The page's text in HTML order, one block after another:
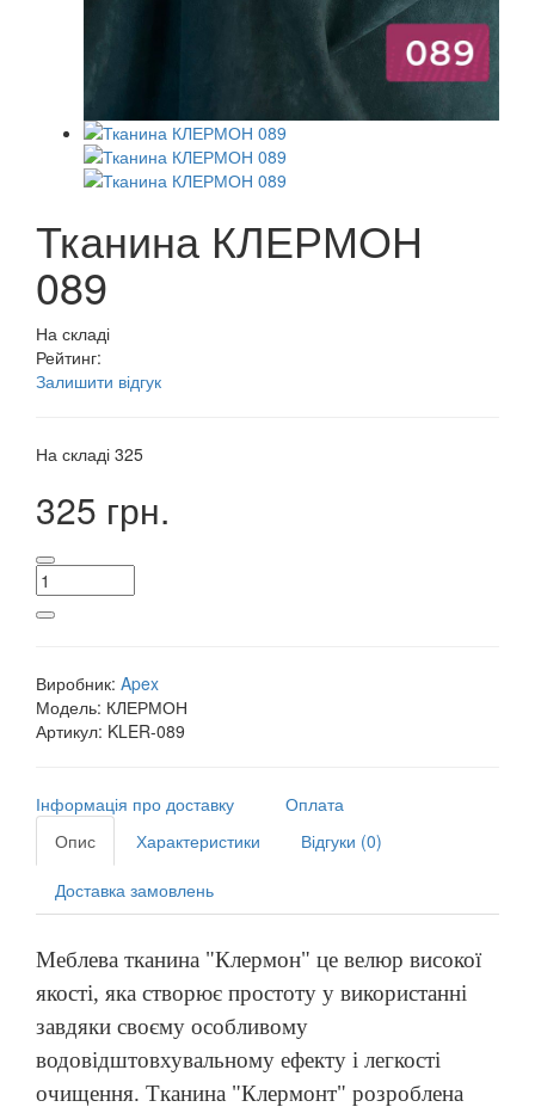
Тканина КЛЕРМОН
089
На складі
Рейтинг:
Залишити відгук
На складі 325
325 грн.
Виробник: Apex
Модель: КЛЕРМОН
Артикул: KLER-089
Інформація про доставку
Оплата
Опис
Характеристики Відгуки (0)
Доставка замовлень
Меблева тканина "Клермон" це велюр високої
якості, яка створює простоту у використанні
завдяки своєму особливому
водовідштовхувальному ефекту і легкості
очищення. Тканина "Клермонт" розроблена